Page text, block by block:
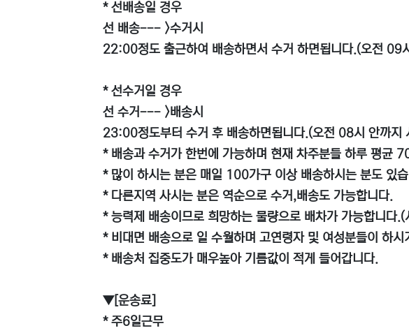
* 선배송일 경우
선 배송--- >수거시
22:00정도 출근하여 배송하면서 수거 하면됩니다.(오전 09
* 선수거일 경우
선 수거--- >배송시
23:00정도부터 수거 후 배송하면됩니다.(오전 08시 안까지
* 배송과 수거가 한번에 가능하며 현재 차주분들 하루 평균
* 많이 하시는 분은 매일 100가구 이상 배송하시는 분도 있
* 다른지역 사시는 분은 역순으로 수거,배송도 가능합니다.
* 능력제 배송이므로 희망하는 물량으로 배차가 가능합니다
* 비대면 배송으로 일 수월하며 고연령자 및 여성분들이 하
* 배송처 집중도가 매우높아 기름값이 적게 들어갑니다.
▼[운송료]
* 주6일근무